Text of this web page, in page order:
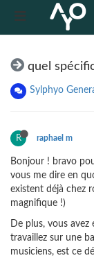
quel
Sylphyo
R raphael m
Bonjour ! bravo
vous me dire en
existent déjà chez
magnifique !)
De plus, vous
travaillez sur une
musiciens, est ce